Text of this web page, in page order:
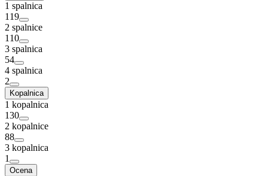
1 spalnica
119
2 spalnice
110
3 spalnica
54
4 spalnica
2
Kopalnica
1 kopalnica
130
2 kopalnice
88
3 kopalnica
1
Ocena